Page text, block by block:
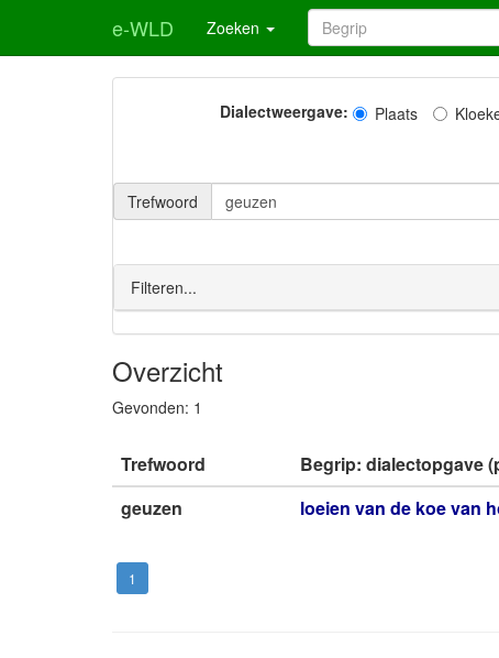
e-WLD Zoeken
Dialectweergave: Plaats
Trefwoord
Filteren...
Overzicht
Gevonden: 1
Trefwoord Begrip: dialectopgave
geuzen
loeien van de koe van
1